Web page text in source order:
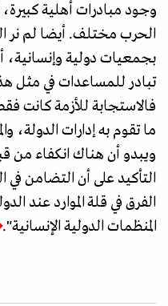
وجود مبادرات أهلية
الحرب مختلف. أيضا لم نر
بجمعيات دولية وإنسانية،
تبادر للمساعدات في مثل
فالاستجابة للأزمة كانت
ما تقوم به إدارات الدولة،
ويبدو أن هناك انكفاء من
التأكيد على أن التضامن
الفرق في قلة الموارد عند
المنظمات الدولية الإنسانية".